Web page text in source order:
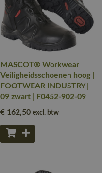
MASCOT® Workwear
Veiligheidsschoenen hoog |
FOOTWEAR INDUSTRY |
09 zwart | F0452-902-09
€ 162,50 excl. btw